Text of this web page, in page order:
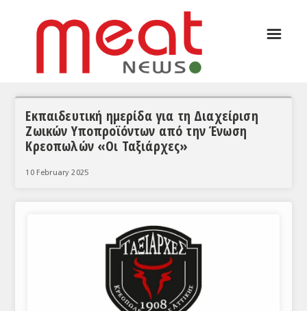
ΣΥΝΕΝΤΕΥΞΕΙΣ
☰
Εκπαιδευτική ημερίδα για τη Διαχείριση
Ζωικών Υποπροϊόντων από την Ένωση
Κρεοπωλών «Οι Ταξιάρχες»
10 February 2025